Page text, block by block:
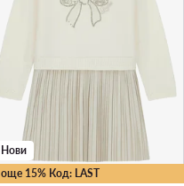
още 15% Код: LAST
Нови